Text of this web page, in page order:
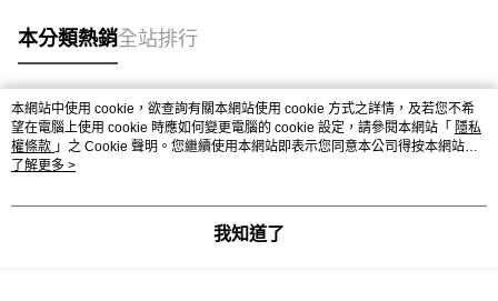
本分類熱銷全站排行
熱門標籤
本網站中使用 cookie，欲查詢有關本網站使用 cookie 方式之詳情，及若您不希
望在電腦上使用 cookie 時應如何變更電腦的 cookie 設定，請參閱本網站「 隱私
權條款 」之 Cookie 聲明。您繼續使用本網站即表示您同意本公司得按本網站使
用條款之 Cookie 聲明使用 cookie。
了解更多 >
我知道了